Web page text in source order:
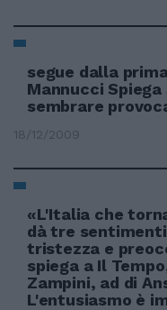
segue dalla
Mannucci
sembrare
18/12/2009
«L'Italia che
dà tre
tristezza e
spiega a Il
Zampini, ad di
L'entusiasmo è